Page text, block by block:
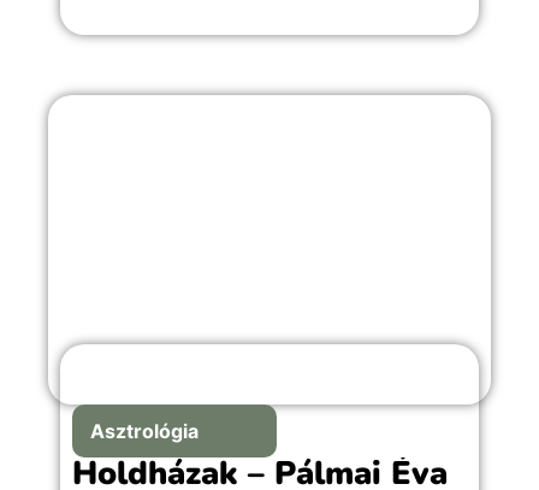
romantikus emlékekkel teli örömteli
Asztrológia
Holdházak – Pálmai Éva